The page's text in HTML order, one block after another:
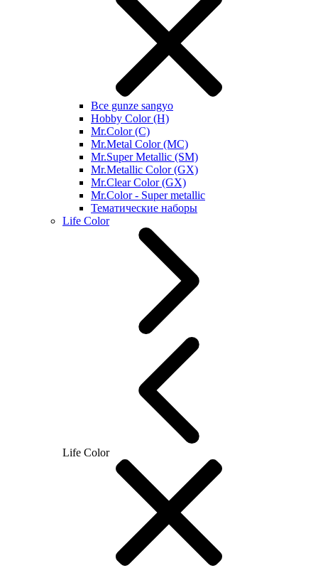
Все gunze sangyo
Hobby Color (H)
Mr.Color (C)
Mr.Metal Color (MC)
Mr.Super Metallic (SM)
Mr.Metallic Color (GX)
Mr.Clear Color (GX)
Mr.Color - Super metallic
Тематические наборы
Life Color
Life Color